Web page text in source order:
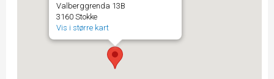
Valberggrenda 13B
3160 Stokke
Vis i større kart